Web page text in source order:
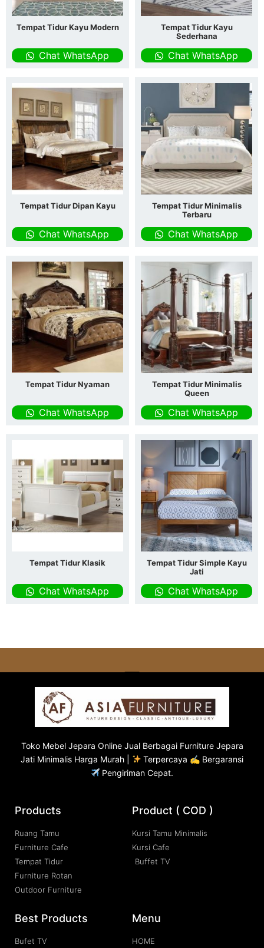
Tempat Tidur Kayu Modern
Chat WhatsApp
Tempat Tidur Kayu
Sederhana
Chat WhatsApp
Tempat Tidur Dipan Kayu
Chat WhatsApp
Tempat Tidur Minimalis
Terbaru
Chat WhatsApp
Tempat Tidur Nyaman
Chat WhatsApp
Tempat Tidur Minimalis
Queen
Chat WhatsApp
Tempat Tidur Klasik
Chat WhatsApp
Tempat Tidur Simple Kayu
Jati
Chat WhatsApp
Toko Mebel Jepara Online Jual Berbagai Furniture Jepara
Jati Minimalis Harga Murah |
Terpercaya ✍ Bergaransi
Pengiriman Cepat.
Products
Ruang Tamu
Furniture Cafe
Tempat Tidur
Furniture Rotan
Outdoor Furniture
Product ( COD )
Kursi Tamu Minimalis
Kursi Cafe
Buffet TV
Best Products
Bufet TV
Menu
HOME